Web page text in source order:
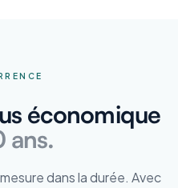
économique
ans.
dans la durée. Avec